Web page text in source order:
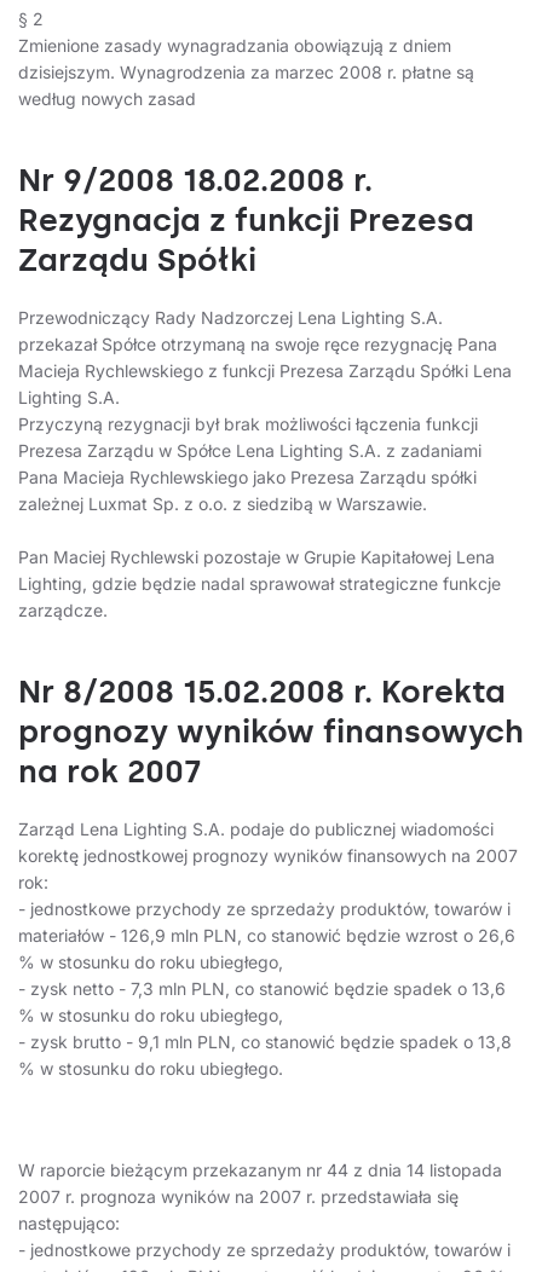
§ 2
Zmienione zasady wynagradzania obowiązują z dniem
dzisiejszym. Wynagrodzenia za marzec 2008 r. płatne są
według nowych zasad
Nr 9/2008 18.02.2008 r.
Rezygnacja z funkcji Prezesa
Zarządu Spółki
Przewodniczący Rady Nadzorczej Lena Lighting S.A.
przekazał Spółce otrzymaną na swoje ręce rezygnację Pana
Macieja Rychlewskiego z funkcji Prezesa Zarządu Spółki Lena
Lighting S.A.
Przyczyną rezygnacji był brak możliwości łączenia funkcji
Prezesa Zarządu w Spółce Lena Lighting S.A. z zadaniami
Pana Macieja Rychlewskiego jako Prezesa Zarządu spółki
zależnej Luxmat Sp. z o.o. z siedzibą w Warszawie.
Pan Maciej Rychlewski pozostaje w Grupie Kapitałowej Lena
Lighting, gdzie będzie nadal sprawował strategiczne funkcje
zarządcze.
Nr 8/2008 15.02.2008 r. Korekta
prognozy wyników finansowych
na rok 2007
Zarząd Lena Lighting S.A. podaje do publicznej wiadomości
korektę jednostkowej prognozy wyników finansowych na 2007
rok:
- jednostkowe przychody ze sprzedaży produktów, towarów i
materiałów - 126,9 mln PLN, co stanowić będzie wzrost o 26,6
% w stosunku do roku ubiegłego,
- zysk netto - 7,3 mln PLN, co stanowić będzie spadek o 13,6
% w stosunku do roku ubiegłego,
- zysk brutto - 9,1 mln PLN, co stanowić będzie spadek o 13,8
% w stosunku do roku ubiegłego.
W raporcie bieżącym przekazanym nr 44 z dnia 14 listopada
2007 r. prognoza wyników na 2007 r. przedstawiała się
następująco:
- jednostkowe przychody ze sprzedaży produktów, towarów i